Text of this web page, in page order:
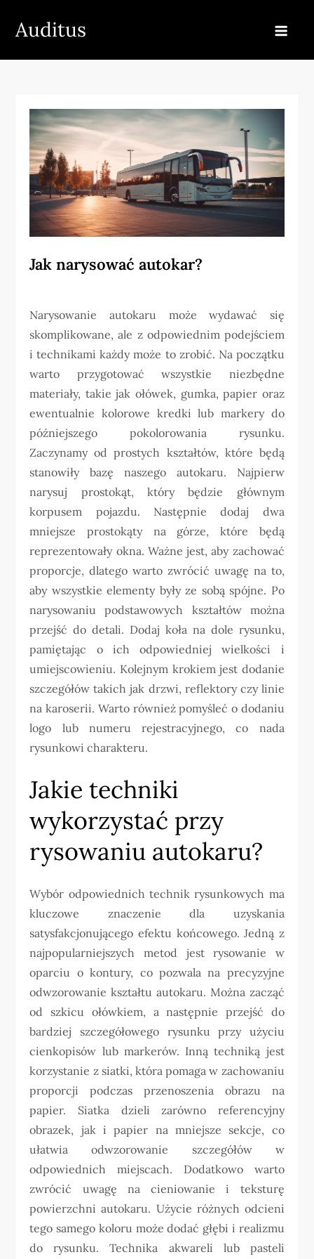
Auditus
Jak narysować autokar?
Narysowanie autokaru może wydawać się
skomplikowane, ale z odpowiednim podejściem
i technikami każdy może to zrobić. Na początku
warto przygotować wszystkie niezbędne
materiały, takie jak ołówek, gumka, papier oraz
ewentualnie kolorowe kredki lub markery do
późniejszego pokolorowania rysunku.
Zaczynamy od prostych kształtów, które będą
stanowiły bazę naszego autokaru. Najpierw
narysuj prostokąt, który będzie głównym
korpusem pojazdu. Następnie dodaj dwa
mniejsze prostokąty na górze, które będą
reprezentowały okna. Ważne jest, aby zachować
proporcje, dlatego warto zwrócić uwagę na to,
aby wszystkie elementy były ze sobą spójne. Po
narysowaniu podstawowych kształtów można
przejść do detali. Dodaj koła na dole rysunku,
pamiętając o ich odpowiedniej wielkości i
umiejscowieniu. Kolejnym krokiem jest dodanie
szczegółów takich jak drzwi, reflektory czy linie
na karoserii. Warto również pomyśleć o dodaniu
logo lub numeru rejestracyjnego, co nada
rysunkowi charakteru.
Jakie techniki
wykorzystać przy
rysowaniu autokaru?
Wybór odpowiednich technik rysunkowych ma
kluczowe znaczenie dla uzyskania
satysfakcjonującego efektu końcowego. Jedną z
najpopularniejszych metod jest rysowanie w
oparciu o kontury, co pozwala na precyzyjne
odwzorowanie kształtu autokaru. Można zacząć
od szkicu ołówkiem, a następnie przejść do
bardziej szczegółowego rysunku przy użyciu
cienkopisów lub markerów. Inną techniką jest
korzystanie z siatki, która pomaga w zachowaniu
proporcji podczas przenoszenia obrazu na
papier. Siatka dzieli zarówno referencyjny
obrazek, jak i papier na mniejsze sekcje, co
ułatwia odwzorowanie szczegółów w
odpowiednich miejscach. Dodatkowo warto
zwrócić uwagę na cieniowanie i teksturę
powierzchni autokaru. Użycie różnych odcieni
tego samego koloru może dodać głębi i realizmu
do rysunku. Technika akwareli lub pasteli